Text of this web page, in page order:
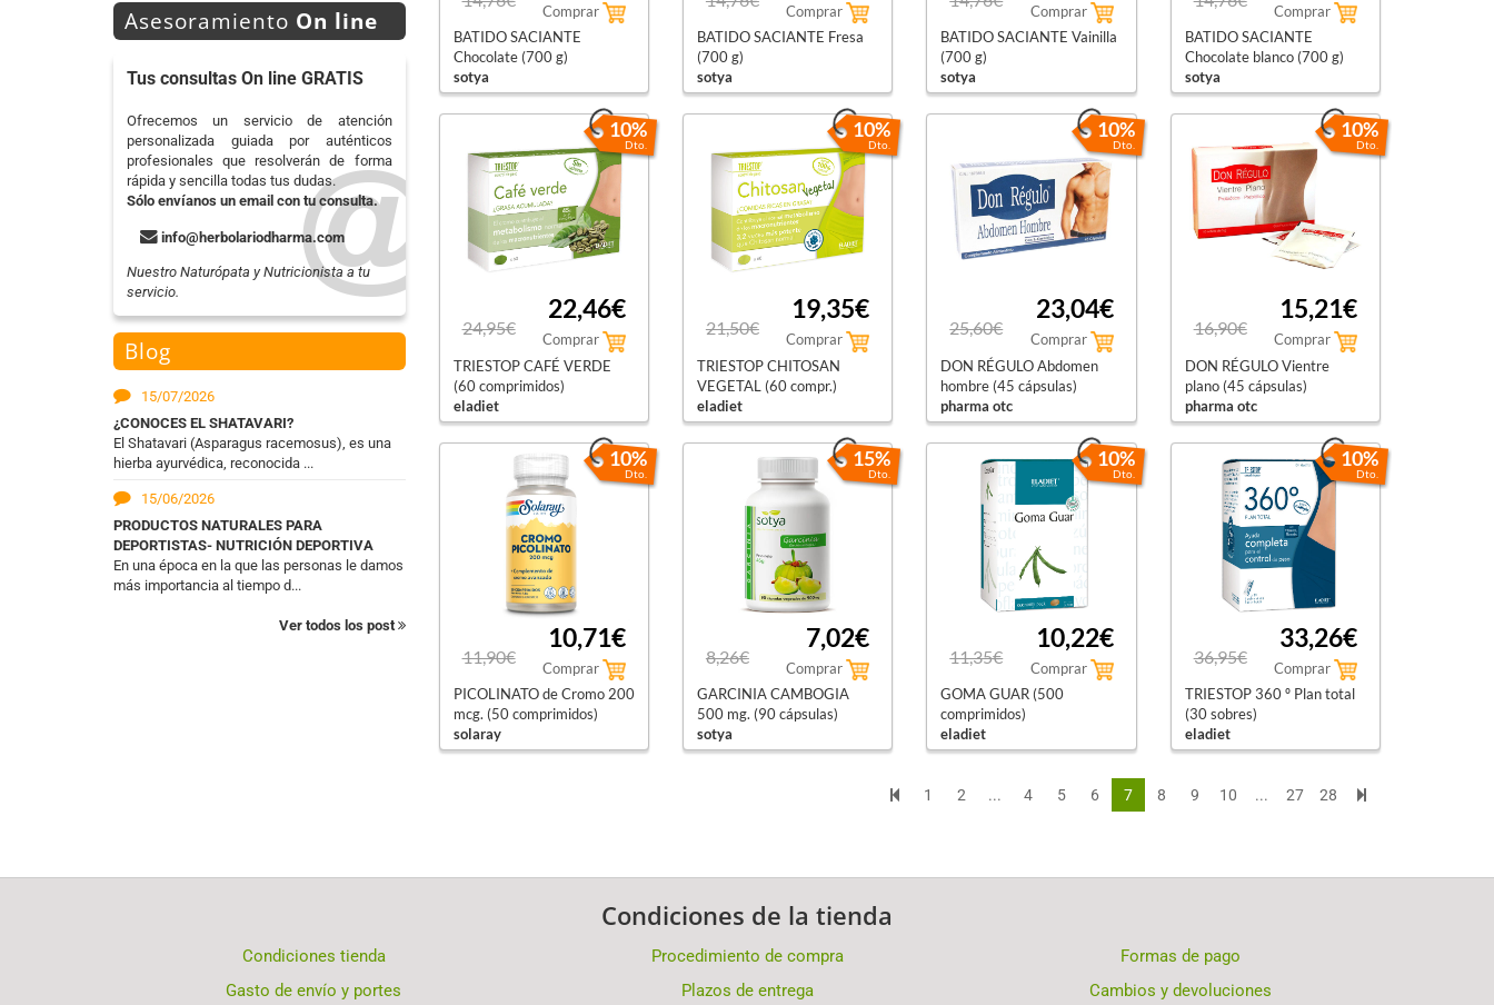
Asesoramiento On line
Tus consultas On line GRATIS
Ofrecemos un servicio de atención
personalizada guiada por auténticos
profesionales que resolverán de forma
rápida y sencilla todas tus dudas.
Sólo envíanos un email con tu consulta.
info@herbolariodharma.com
Nuestro Naturópata y Nutricionista a tu
servicio.
Blog
15/07/2026
¿CONOCES EL SHATAVARI?
El Shatavari (Asparagus racemosus), es una
hierba ayurvédica, reconocida ...
15/06/2026
PRODUCTOS NATURALES PARA
DEPORTISTAS- NUTRICIÓN DEPORTIVA
En una época en la que las personas le damos
más importancia al tiempo d...
Ver todos los post
Comprar
BATIDO SACIANTE
Chocolate (700 g)
sotya
Comprar
BATIDO SACIANTE Fresa
(700 g)
sotya
Comprar
BATIDO SACIANTE Vainilla
(700 g)
sotya
Comprar
BATIDO SACIANTE
Chocolate blanco (700 g)
sotya
10%
Dto.
24,95€
22,46€
Comprar
TRIESTOP CAFÉ VERDE
(60 comprimidos)
eladiet
10%
Dto.
21,50€
19,35€
Comprar
TRIESTOP CHITOSAN
VEGETAL (60 compr.)
eladiet
10%
Dto.
25,60€
23,04€
Comprar
DON RÉGULO Abdomen
hombre (45 cápsulas)
pharma otc
10%
Dto.
16,90€
15,21€
Comprar
DON RÉGULO Vientre
plano (45 cápsulas)
pharma otc
10%
Dto.
11,90€
10,71€
Comprar
PICOLINATO de Cromo 200
mcg. (50 comprimidos)
solaray
15%
Dto.
8,26€
7,02€
Comprar
GARCINIA CAMBOGIA
500 mg. (90 cápsulas)
sotya
10%
Dto.
11,35€
10,22€
Comprar
GOMA GUAR (500
comprimidos)
eladiet
10%
Dto.
36,95€
33,26€
Comprar
TRIESTOP 360 º Plan total
(30 sobres)
eladiet
1 2 ... 4 5 6 7 8 9 10 ... 27 28
Condiciones de la tienda
Condiciones tienda Procedimiento de compra
Formas de pago
Gasto de envío y portes
Plazos de entrega Cambios y devoluciones